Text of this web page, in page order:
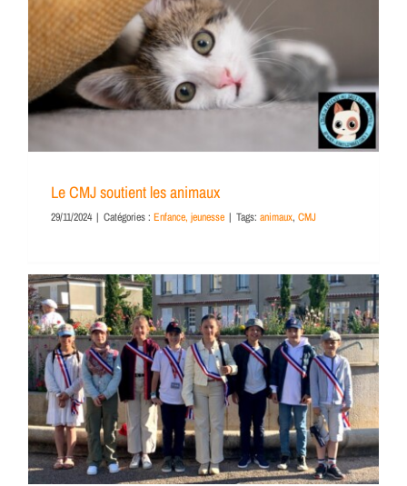
Le CMJ soutient les animaux
29/11/2024 | Catégories : Enfance, jeunesse | Tags: animaux, CMJ